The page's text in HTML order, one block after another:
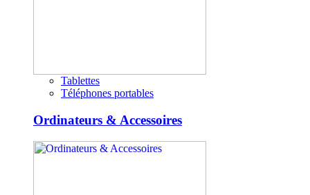
Tablettes
Téléphones portables
Ordinateurs & Accessoires